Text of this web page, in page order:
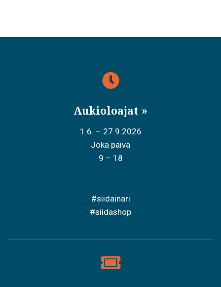
Aukioloajat
1.6. – 27.9.2026
Joka päivä
9 – 18
#siidainari
#siidashop